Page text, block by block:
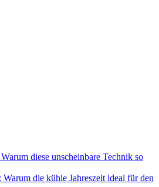
diese unscheinbare Technik so
die kühle Jahreszeit ideal für den